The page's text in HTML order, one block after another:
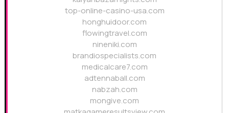
top-online-casino-usa.com
honghuidoor.com
flowingtravel.com
nineniki.com
brandiospecialists.com
medicalcare7.com
adtennaball.com
nabzah.com
mongive.com